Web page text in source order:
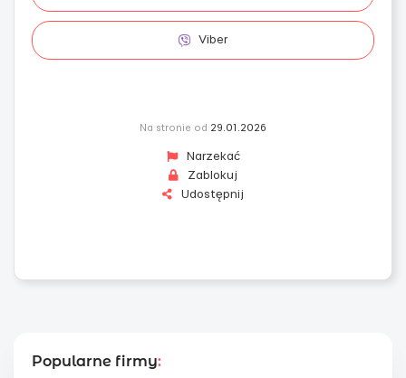
Viber
Na stronie od 29.01.2026
Narzekać
Zablokuj
Udostępnij
Popularne firmy: